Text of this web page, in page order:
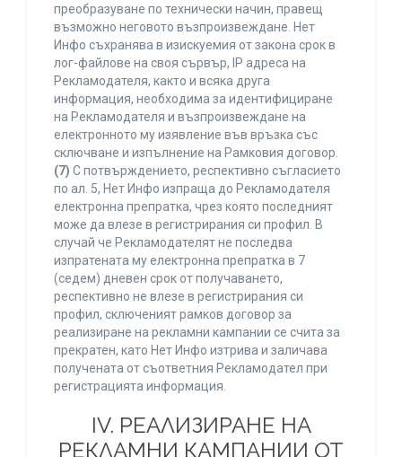
преобразуване по технически начин, правещ
възможно неговото възпроизвеждане. Нет
Инфо съхранява в изискуемия от закона срок в
лог-файлове на своя сървър, IP адреса на
Рекламодателя, както и всяка друга
информация, необходима за идентифициране
на Рекламодателя и възпроизвеждане на
електронното му изявление във връзка със
сключване и изпълнение на Рамковия договор.
(7) С потвърждението, респективно съгласието
по ал. 5, Нет Инфо изпраща до Рекламодателя
електронна препратка, чрез която последният
може да влезе в регистрирания си профил. В
случай че Рекламодателят не последва
изпратената му електронна препратка в 7
(седем) дневен срок от получаването,
респективно не влезе в регистрирания си
профил, сключеният рамков договор за
реализиране на рекламни кампании се счита за
прекратен, като Нет Инфо изтрива и заличава
получената от съответния Рекламодател при
регистрацията информация.
IV. РЕАЛИЗИРАНЕ НА
РЕКЛАМНИ КАМПАНИИ ОТ